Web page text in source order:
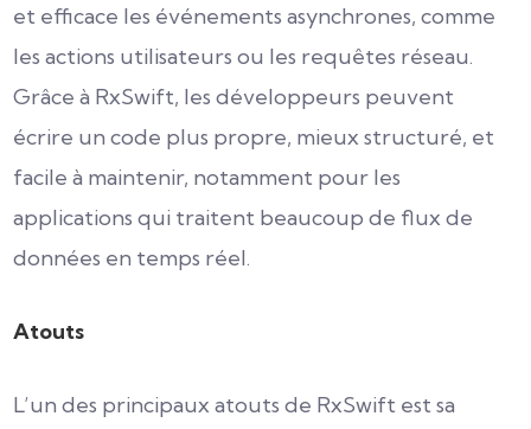
et efficace les événements asynchrones, comme
les actions utilisateurs ou les requêtes réseau.
Grâce à RxSwift, les développeurs peuvent
écrire un code plus propre, mieux structuré, et
facile à maintenir, notamment pour les
applications qui traitent beaucoup de flux de
données en temps réel.
Atouts
L’un des principaux atouts de RxSwift est sa